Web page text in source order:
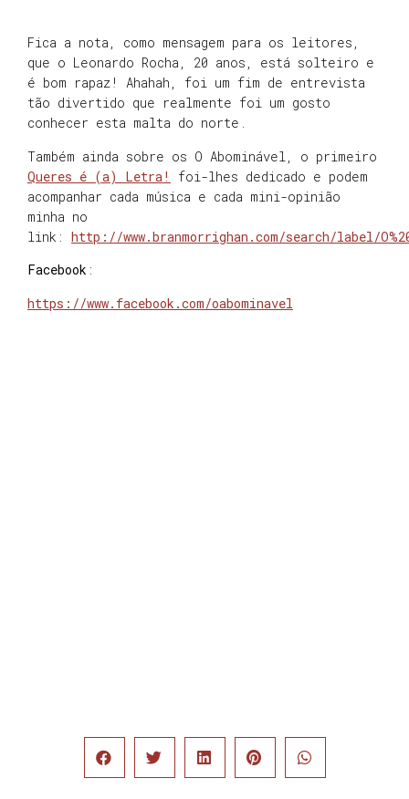
Fica a nota, como mensagem para os leitores,
que o Leonardo Rocha, 20 anos, está solteiro e
é bom rapaz! Ahahah, foi um fim de entrevista
tão divertido que realmente foi um gosto
conhecer esta malta do norte.
Também ainda sobre os O Abominável, o primeiro
Queres é (a) Letra!
foi-lhes dedicado e podem
acompanhar cada música e cada mini-opinião
minha no
link: http://www.branmorrighan.com/search/label/
Facebook :
https://www.facebook.com/oabominavel